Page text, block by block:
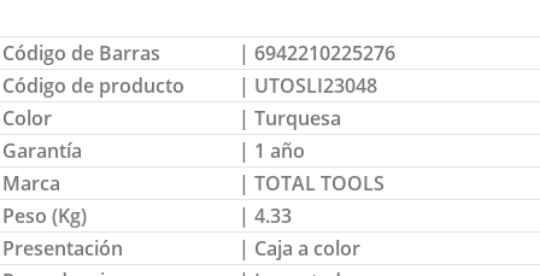
Código de Barras
| 6942210225276
Código de producto
| UTOSLI23048
Color
| Turquesa
Garantía
| 1 año
Marca
| TOTAL TOOLS
Peso (Kg)
| 4.33
Presentación
| Caja a color